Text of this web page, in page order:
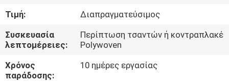
ΕΛΆΤΕ
ΣΕ
ΕΠΑΦΉ
ΜΕ
Τιμή:
Διαπραγματεύσιμος
Συσκευασία
λεπτομέρειες:
Περίπτωση τσαντών ή κοντραπλακέ
Polywoven
Χρόνος
παράδοσης:
10 ημέρες εργασίας